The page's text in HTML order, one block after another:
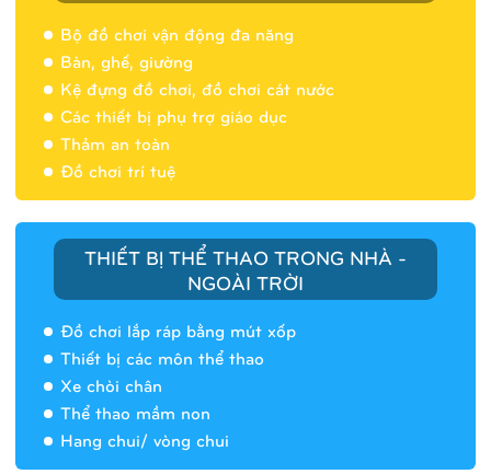
Bộ đồ chơi vận động đa năng
Bàn, ghế, giường
Kệ đựng đồ chơi, đồ chơi cát nước
Các thiết bị phụ trợ giáo dục
Thảm an toàn
Đồ chơi trí tuệ
THIẾT BỊ THỂ THAO TRONG NHÀ -
NGOÀI TRỜI
Đồ chơi lắp ráp bằng mút xốp
Thiết bị các môn thể thao
Xe chòi chân
Thể thao mầm non
Hang chui/ vòng chui
Nhà banh 9H5404
Nhà banh 9H5408